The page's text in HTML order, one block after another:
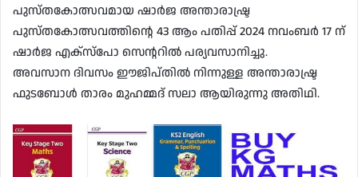
പുസ്തകോത്സവമായ ഷാർജ അന്താരാഷ്ട്ര
പുസ്തകോത്സവത്തിന്റെ 43 ആം പതിപ്പ് 2024 നവംബർ 17 ന്
ഷാർജ എക്സ്പോ സെന്ററിൽ പര്യവസാനിച്ചു.
അവസാന ദിവസം ഈജിപ്തിൽ നിന്നുള്ള അന്താരാഷ്ട്ര
ഫുടബോൾ താരം മുഹമ്മദ് സലാ ആയിരുന്നു അതിഥി.